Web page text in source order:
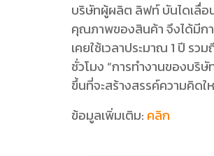
บริษัทผู้ผลิต ลิฟท์ บันไดเลื่อ
คุณภาพของสินค้า จึงได้มีก
เคยใช้เวลาประมาณ 1 ปี ร
ชั่วโมง “การทำงานของบริ
ขึ้นที่จะสร้างสรรค์ความคิด
ข้อมูลเพิ่มเติม: คลิก